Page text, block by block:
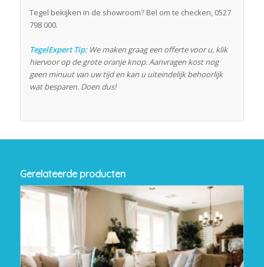
Tegel bekijken in de showroom? Bel om te checken, 0527
798 000.
TegelExpert Tip:We maken graag een offerte voor u, klik
hiervoor op de grote oranje knop. Aanvragen kost nog
geen minuut van uw tijd en kan u uiteindelijk behoorlijk
wat besparen. Doen dus!
Gerelateerde producten